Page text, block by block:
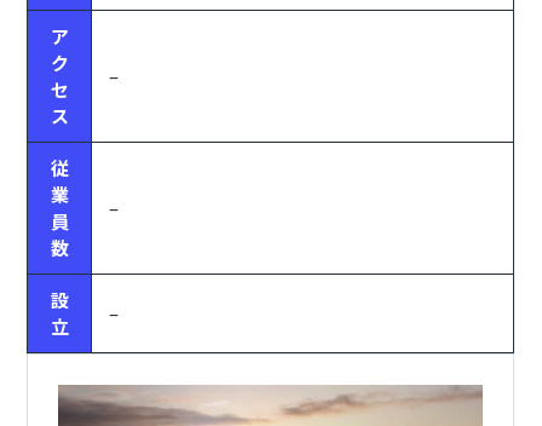
ア
ク
セ
ス
–
従
業
員
数
–
設
立
–